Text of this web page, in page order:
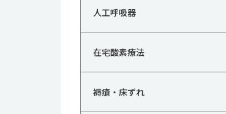
人工呼吸器
在宅酸素療法
褥瘡・床ずれ